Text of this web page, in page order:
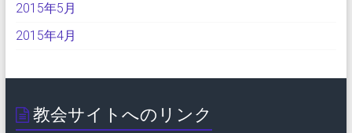
2015年5月
2015年4月
教会サイトへのリンク